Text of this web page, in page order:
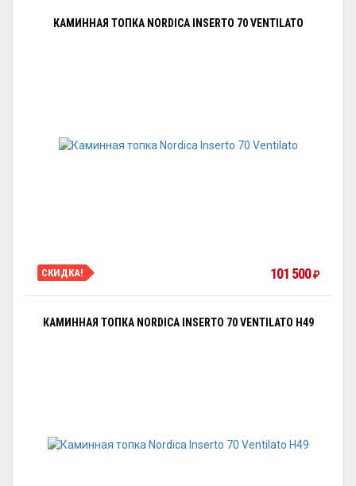
КАМИННАЯ ТОПКА NORDICA INSERTO 70 VENTILATO
СКИДКА! 101 500 ₽
КАМИННАЯ ТОПКА NORDICA INSERTO 70 VENTILATO H49